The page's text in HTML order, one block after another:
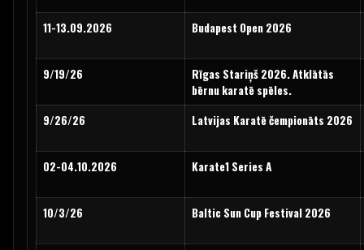
11-13.09.2026 Budapest Open 2026
9/19/26
Rīgas Stariņš 2026. Atklātās
bērnu karatē spēles.
9/26/26
Latvijas Karatē čempionāts 2026
02-04.10.2026 Karate1 Series A
10/3/26 Baltic Sun Cup Festival 2026